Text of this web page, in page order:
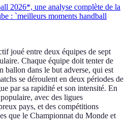
2026*, une analyse complète de la
: `meilleurs moments handball
joué entre deux équipes de sept
Chaque équipe doit tenter de
ballon dans le but adverse, qui est
se déroulent en deux périodes de
par sa rapidité et son intensité. En
avec des ligues
pays, et des compétitions
que le Championnat du Monde et